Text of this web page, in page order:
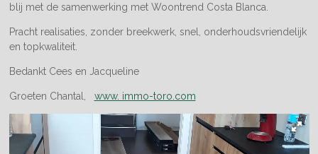
blij met de samenwerking met Woontrend Costa Blanca.
Pracht realisaties, zonder breekwerk, snel, onderhoudsvriendelijk
en topkwaliteit.
Bedankt Cees en Jacqueline
Groeten Chantal, www. immo-toro.com